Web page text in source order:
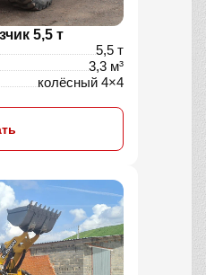
5,5 т
5,5 т
3,3 м³
колёсный 4×4